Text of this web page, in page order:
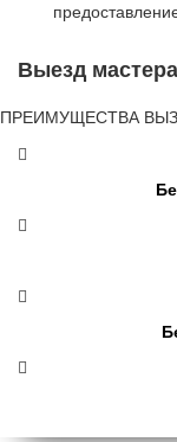
Выезд
ПРЕИМУЩЕСТВА